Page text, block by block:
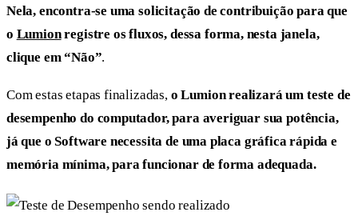
Nela, encontra-se uma solicitação de contribuição para que
o Lumionregistre os fluxos, dessa forma, nesta janela,
clique em “Não”.
Com estas etapas finalizadas, o Lumion realizará um teste de
desempenho do computador, para averiguar sua potência,
já que o Software necessita de uma placa gráfica rápida e
memória mínima, para funcionar de forma adequada.